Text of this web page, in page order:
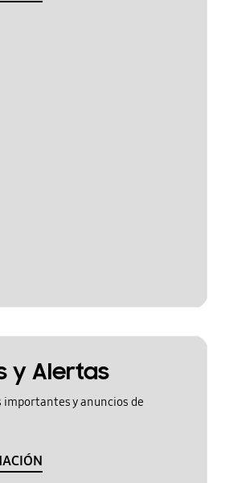
y Alertas
importantes y anuncios de